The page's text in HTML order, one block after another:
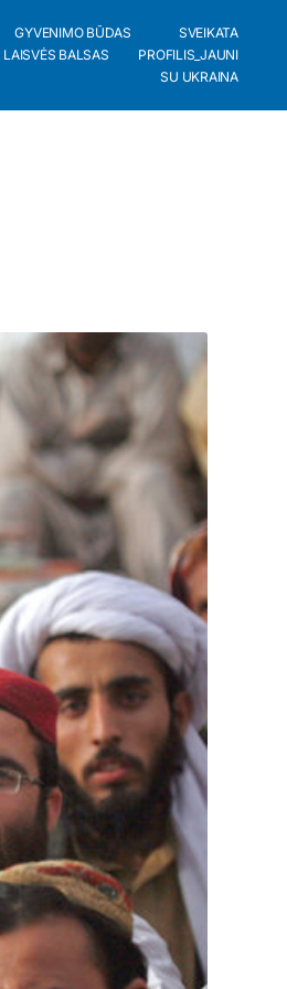
GYVENIMO BŪDAS
SVEIKATA
LAISVĖS BALSAS
PROFILIS_JAUNI
SU UKRAINA